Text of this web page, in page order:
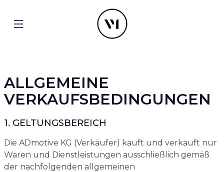
ALLGEMEINE
VERKAUFSBEDINGUNGEN
1. GELTUNGSBEREICH
Die ADmotive KG (Verkäufer) kauft und verkauft nur
Waren und Dienstleistungen ausschließlich gemäß
der nachfolgenden allgemeinen